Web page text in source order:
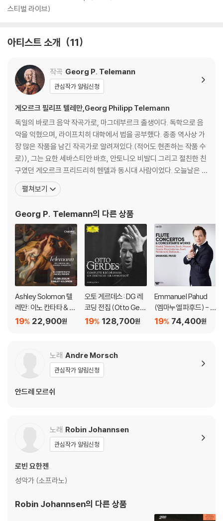
스티벌 라이브)
아티스트 소개 11
작곡 Georg P. Telemann
관심작가 알림신청
게오르크 필리프 텔레만,Georg Philipp Telemann
독일의 바로크 음악 작곡가로, 마그데부르크 출생이다. 독학으로 음
악을 익혔으며, 라이프치히 대학에서 법을 공부했다. 종종 역사상 가
장 많은 작품을 남긴 작곡가로 알려져있다.(적어도 현존하는 작품 수
로)), 그는 요한 세바스티안 바흐, 안토니오 비발디 그리고 절친한 친
구였던 게오르크 프리드리히 헨델과 동시대 사람이었다. 오늘날은 일
반적으로 바흐가 더 위대한 작곡자로 여겨지나, 당대에는 텔레만이
그의 음악적 능력으로 더욱 널리 인정받았다. 텔레만은 널리 여행하
다. 그는 비올라나 트럼펫 혹은 오보에나 하프시코드를 각
펼쳐보기
Georg P. Telemann의 다른 상품
Ashley Solomon 텔
레만: 이노 칸타타 & 이
중 협주곡 (Teleman
22,900원
19%
오토 게르데스: DG 레
코딩 전집 (Otto Gerd
es: Complete Recor
D 박스세트]
128,700원
19%
Emmanuel Pahud
(엠마누엘 파후드) - 플
룻 협주곡집 (Flute Co
74,400원
19%
노래 Andre Morsch
관심작가 알림신청
안드레 모르쉬
노래 Robin Johannsen
관심작가 알림신청
로빈 요한젠
성악가 (소프라노)
Robin Johannsen의 다른 상품